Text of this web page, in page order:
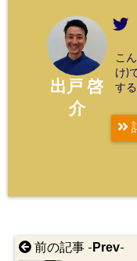
出戸 啓
介
こ
け)
す
前の記事 - Prev-